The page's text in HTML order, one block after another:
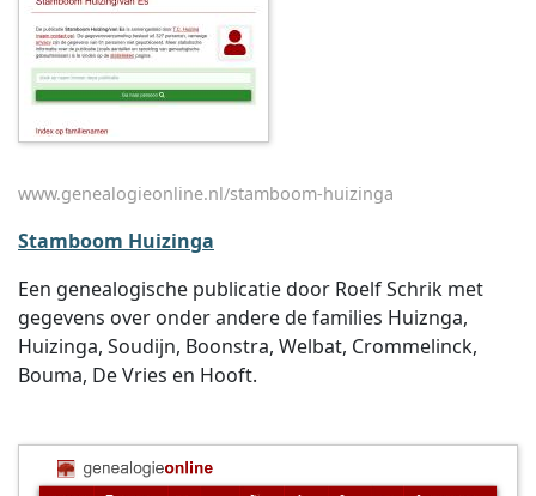
www.genealogieonline.nl/stamboom-huizinga
Stamboom Huizinga
Een genealogische publicatie door Roelf Schrik met
gegevens over onder andere de families Huiznga,
Huizinga, Soudijn, Boonstra, Welbat, Crommelinck,
Bouma, De Vries en Hooft.